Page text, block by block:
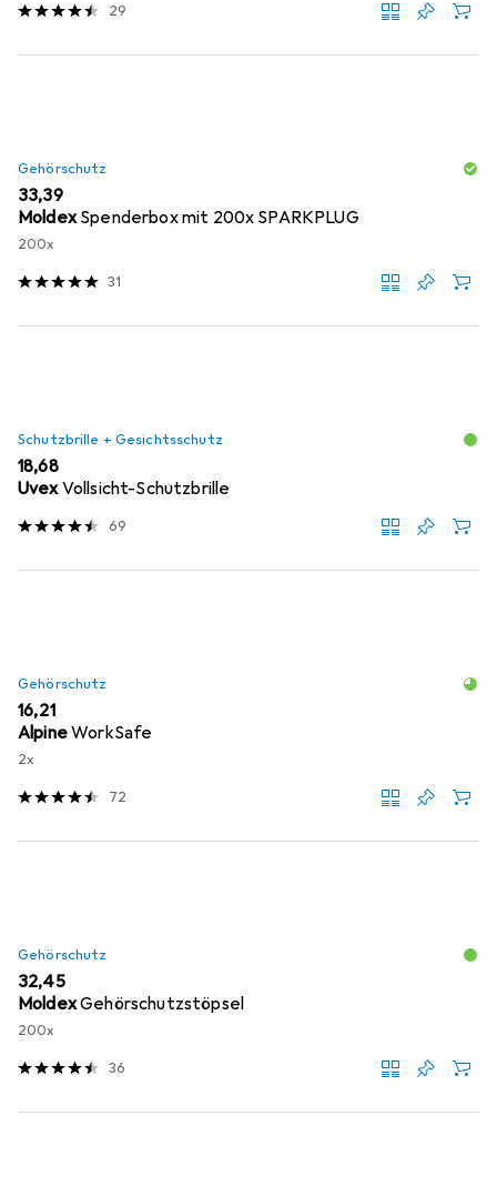
29
Gehörschutz
EUR
33,39
Moldex Spenderbox mit 200x SPARKPLUG
200x
31
Schutzbrille + Gesichtsschutz
EUR
18,68
UvexVollsicht-Schutzbrille
69
Gehörschutz
EUR
16,21
AlpineWorkSafe
2x
72
Gehörschutz
EUR
32,45
MoldexGehörschutzstöpsel
200x
36